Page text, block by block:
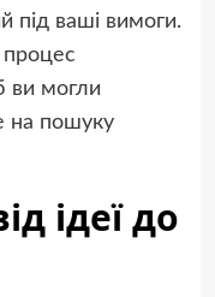
під ваші вимоги.
ви могли
на пошуку
ідеї до